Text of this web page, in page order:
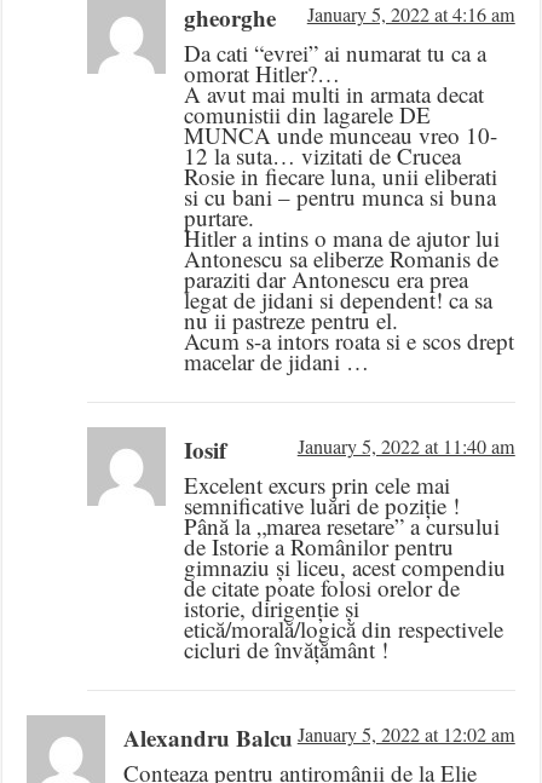
gheorghe January 5, 2022 at 4:16 am
Da cati “evrei” ai numarat tu ca a
omorat Hitler?…
A avut mai multi in armata decat
comunistii din lagarele DE
MUNCA unde munceau vreo 10-
12 la suta… vizitati de Crucea
Rosie in fiecare luna, unii eliberati
si cu bani – pentru munca si buna
purtare.
Hitler a intins o mana de ajutor lui
Antonescu sa eliberze Romanis de
paraziti dar Antonescu era prea
legat de jidani si dependent! ca sa
nu ii pastreze pentru el.
Acum s-a intors roata si e scos drept
macelar de jidani …
Iosif January 5, 2022 at 11:40 am
Excelent excurs prin cele mai
semnificative luări de poziție !
Până la „marea resetare” a cursului
de Istorie a Românilor pentru
gimnaziu și liceu, acest compendiu
de citate poate folosi orelor de
istorie, dirigenție și
etică/morală/logică din respectivele
cicluri de învățământ !
Alexandru Balcu January 5, 2022 at 12:02 am
Conteaza pentru antiromânii de la Elie